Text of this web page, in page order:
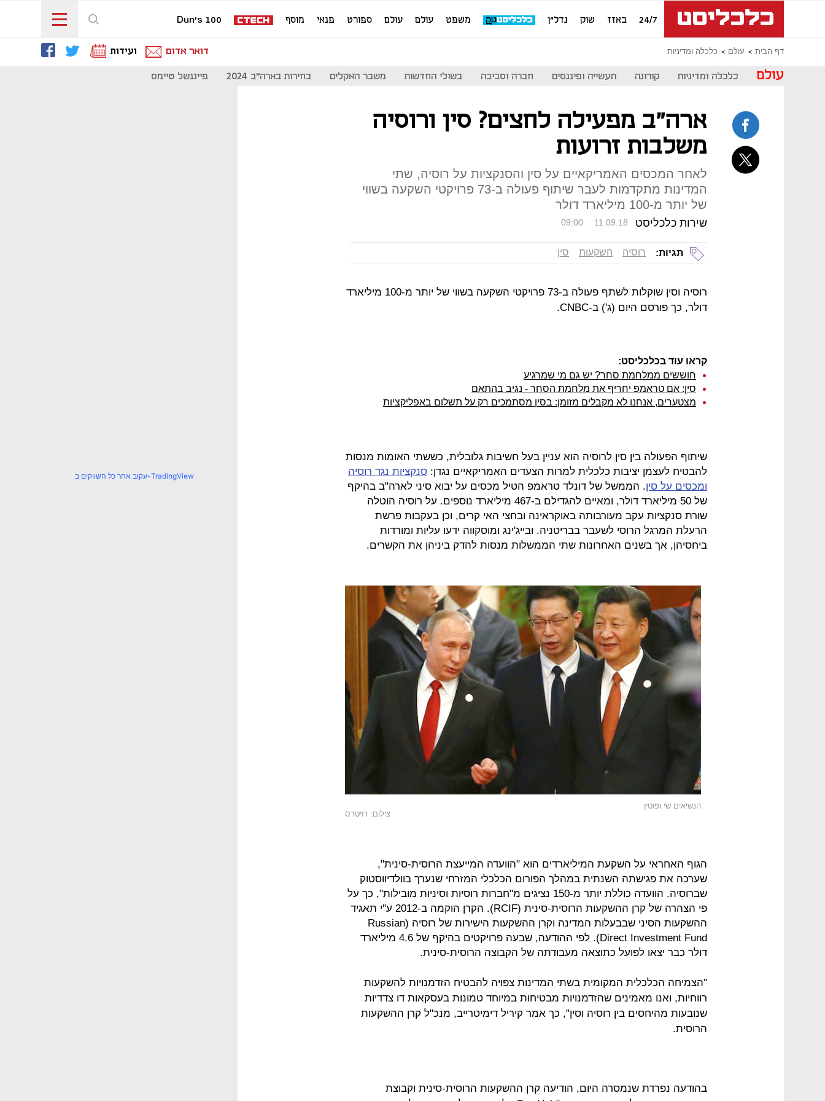
24/7 באזז שוק נדל"ן משפט עולם עולם ספורט פנאי מוסף Dun's 100
דף הבית עולם כלכלה ומדיניות דואר אדום ועידות
עולם כלכלה ומדיניות קורונה תעשייה ופיננסים חברה וסביבה בשולי החדשות משבר האקלים בחירות בארה"ב 2024 פייננשל טיימס
ארה"ב מפעילה לחצים? סין ורוסיה
משלבות זרועות
לאחר המכסים האמריקאיים על סין והסנקציות על רוסיה, שתי
המדינות מתקדמות לעבר שיתוף פעולה ב-73 פרויקטי השקעה בשווי
של יותר מ-100 מיליארד דולר
שירות כלכליסט 09:00 11.09.18
תגיות: רוסיה השקעות סין
רוסיה וסין שוקלות לשתף פעולה ב-73 פרויקטי השקעה בשווי של יותר מ-100 מיליארד
דולר, כך פורסם היום (ג') ב-CNBC.
קראו עוד בכלכליסט:
חוששים ממלחמת סחר? יש גם מי שמרגיע
סין: אם טראמפ יחריף את מלחמת הסחר - נגיב בהתאם
מצטערים, אנחנו לא מקבלים מזומן: בסין מסתמכים רק על תשלום באפליקציות
שיתוף הפעולה בין סין לרוסיה הוא עניין בעל חשיבות גלובלית, כששתי האומות מנסות
להבטיח לעצמן יציבות כלכלית למרות הצעדים האמריקאיים נגדן: סנקציות נגד רוסיה
ומכסים על סין. הממשל של דונלד טראמפ הטיל מכסים על יבוא סיני לארה"ב בהיקף
של 50 מיליארד דולר, ומאיים להגדילם ב-467 מיליארד נוספים. על רוסיה הוטלה
שורת סנקציות עקב מעורבותה באוקראינה ובחצי האי קרים, וכן בעקבות פרשת
הרעלת המרגל הרוסי לשעבר בבריטניה. ובייג'ינג ומוסקווה ידעו עליות ומורדות
ביחסיהן, אך בשנים האחרונות שתי הממשלות מנסות להדק ביניהן את הקשרים.
הנשיאים שי ופוטין
צילום: רויטרס
הגוף האחראי על השקעת המיליארדים הוא "הוועדה המייעצת הרוסית-סינית",
שערכה את פגישתה השנתית במהלך הפורום הכלכלי המזרחי שנערך בוולדיווסטוק
שברוסיה. הוועדה כוללת יותר מ-150 נציגים מ"חברות רוסיות וסיניות מובילות", כך על
פי הצהרה של קרן ההשקעות הרוסית-סינית (RCIF). הקרן הוקמה ב-2012 ע"י תאגיד
ההשקעות הסיני שבבעלות המדינה וקרן ההשקעות הישירות של רוסיה (Russian
Direct Investment Fund). לפי ההודעה, שבעה פרויקטים בהיקף של 4.6 מיליארד
דולר כבר יצאו לפועל כתוצאה מעבודתה של הקבוצה הרוסית-סינית.
"הצמיחה הכלכלית המקומית בשתי המדינות צפויה להבטיח הזדמנויות להשקעות
רווחיות, ואנו מאמינים שהזדמנויות מבטיחות במיוחד טמונות בעסקאות דו צדדיות
שנובעות מהיחסים בין רוסיה וסין", כך אמר קיריל דימיטרייב, מנכ"ל קרן ההשקעות
הרוסית.
בהודעה נפרדת שנמסרה היום, הודיעה קרן ההשקעות הרוסית-סינית וקבוצת
עקוב אחר כל השווקים ב-TradingView